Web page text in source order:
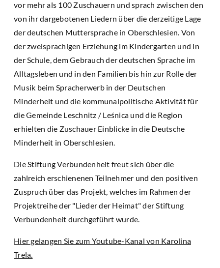
vor mehr als 100 Zuschauern und sprach zwischen den
von ihr dargebotenen Liedern über die derzeitige Lage
der deutschen Muttersprache in Oberschlesien. Von
der zweisprachigen Erziehung im Kindergarten und in
der Schule, dem Gebrauch der deutschen Sprache im
Alltagsleben und in den Familien bis hin zur Rolle der
Musik beim Spracherwerb in der Deutschen
Minderheit und die kommunalpolitische Aktivität für
die Gemeinde Leschnitz / Leśnica und die Region
erhielten die Zuschauer Einblicke in die Deutsche
Minderheit in Oberschlesien.
Die Stiftung Verbundenheit freut sich über die
zahlreich erschienenen Teilnehmer und den positiven
Zuspruch über das Projekt, welches im Rahmen der
Projektreihe der "Lieder der Heimat" der Stiftung
Verbundenheit durchgeführt wurde.
Hier gelangen Sie zum Youtube-Kanal von Karolina
Trela.